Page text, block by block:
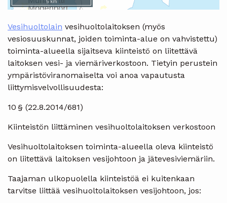
Vesihuoltolain vesihuoltolaitoksen (myös
vesiosuuskunnat, joiden toiminta-alue on vahvistettu)
toiminta-alueella sijaitseva kiinteistö on liitettävä
laitoksen vesi- ja viemäriverkostoon. Tietyin perustein
ympäristöviranomaiselta voi anoa vapautusta
liittymisvelvollisuudesta:
10 § (22.8.2014/681)
Kiinteistön liittäminen vesihuoltolaitoksen verkostoon
Vesihuoltolaitoksen toiminta-alueella oleva kiinteistö
on liitettävä laitoksen vesijohtoon ja jätevesiviemäriin.
Taajaman ulkopuolella kiinteistöä ei kuitenkaan
tarvitse liittää vesihuoltolaitoksen vesijohtoon, jos: